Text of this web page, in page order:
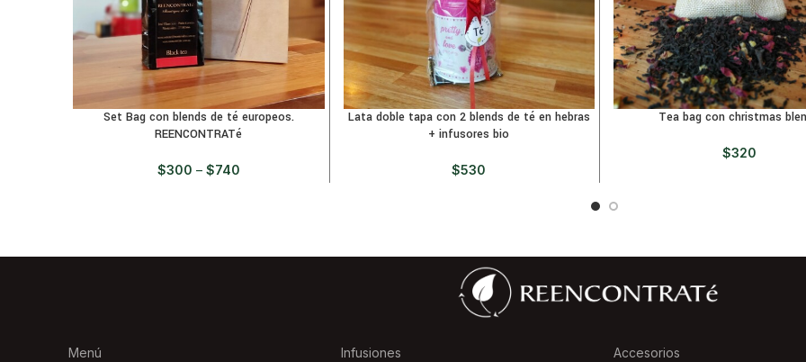
Set Bag con blends de té europeos.
REENCONTRATé
$300 – $740
Lata doble tapa con 2 blends de té en hebras
+ infusores bio
$530
Tea bag con christmas
$320
Menú
Infusiones
Accesorios